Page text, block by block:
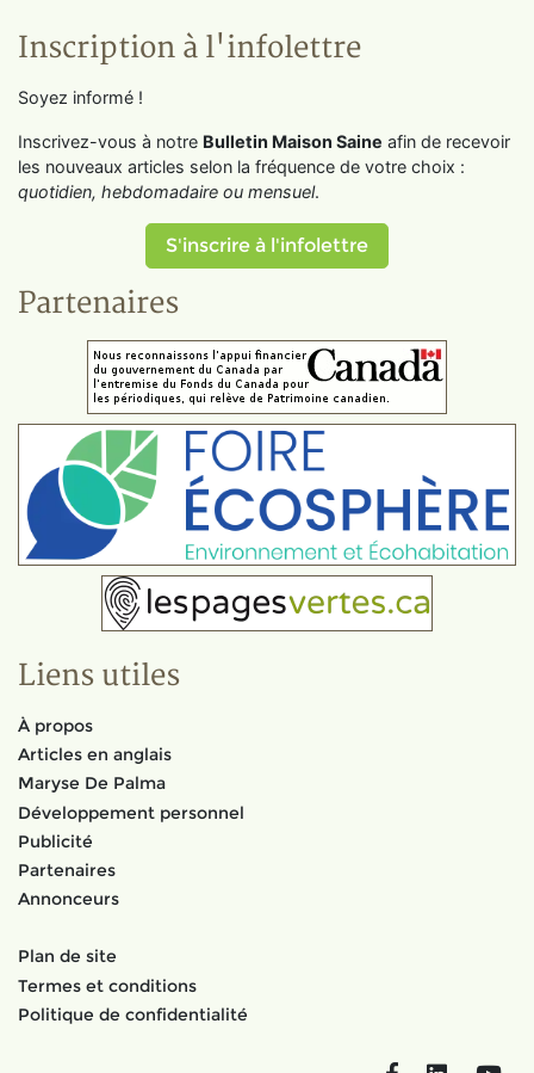
Inscription à l'infolettre
Soyez informé !
Inscrivez-vous à notre Bulletin Maison Saine afin de recevoir
les nouveaux articles selon la fréquence de votre choix :
quotidien, hebdomadaire ou mensuel.
S'inscrire à l'infolettre
Partenaires
Liens utiles
À propos
Articles en anglais
Maryse De Palma
Développement personnel
Publicité
Partenaires
Annonceurs
Plan de site
Termes et conditions
Politique de confidentialité